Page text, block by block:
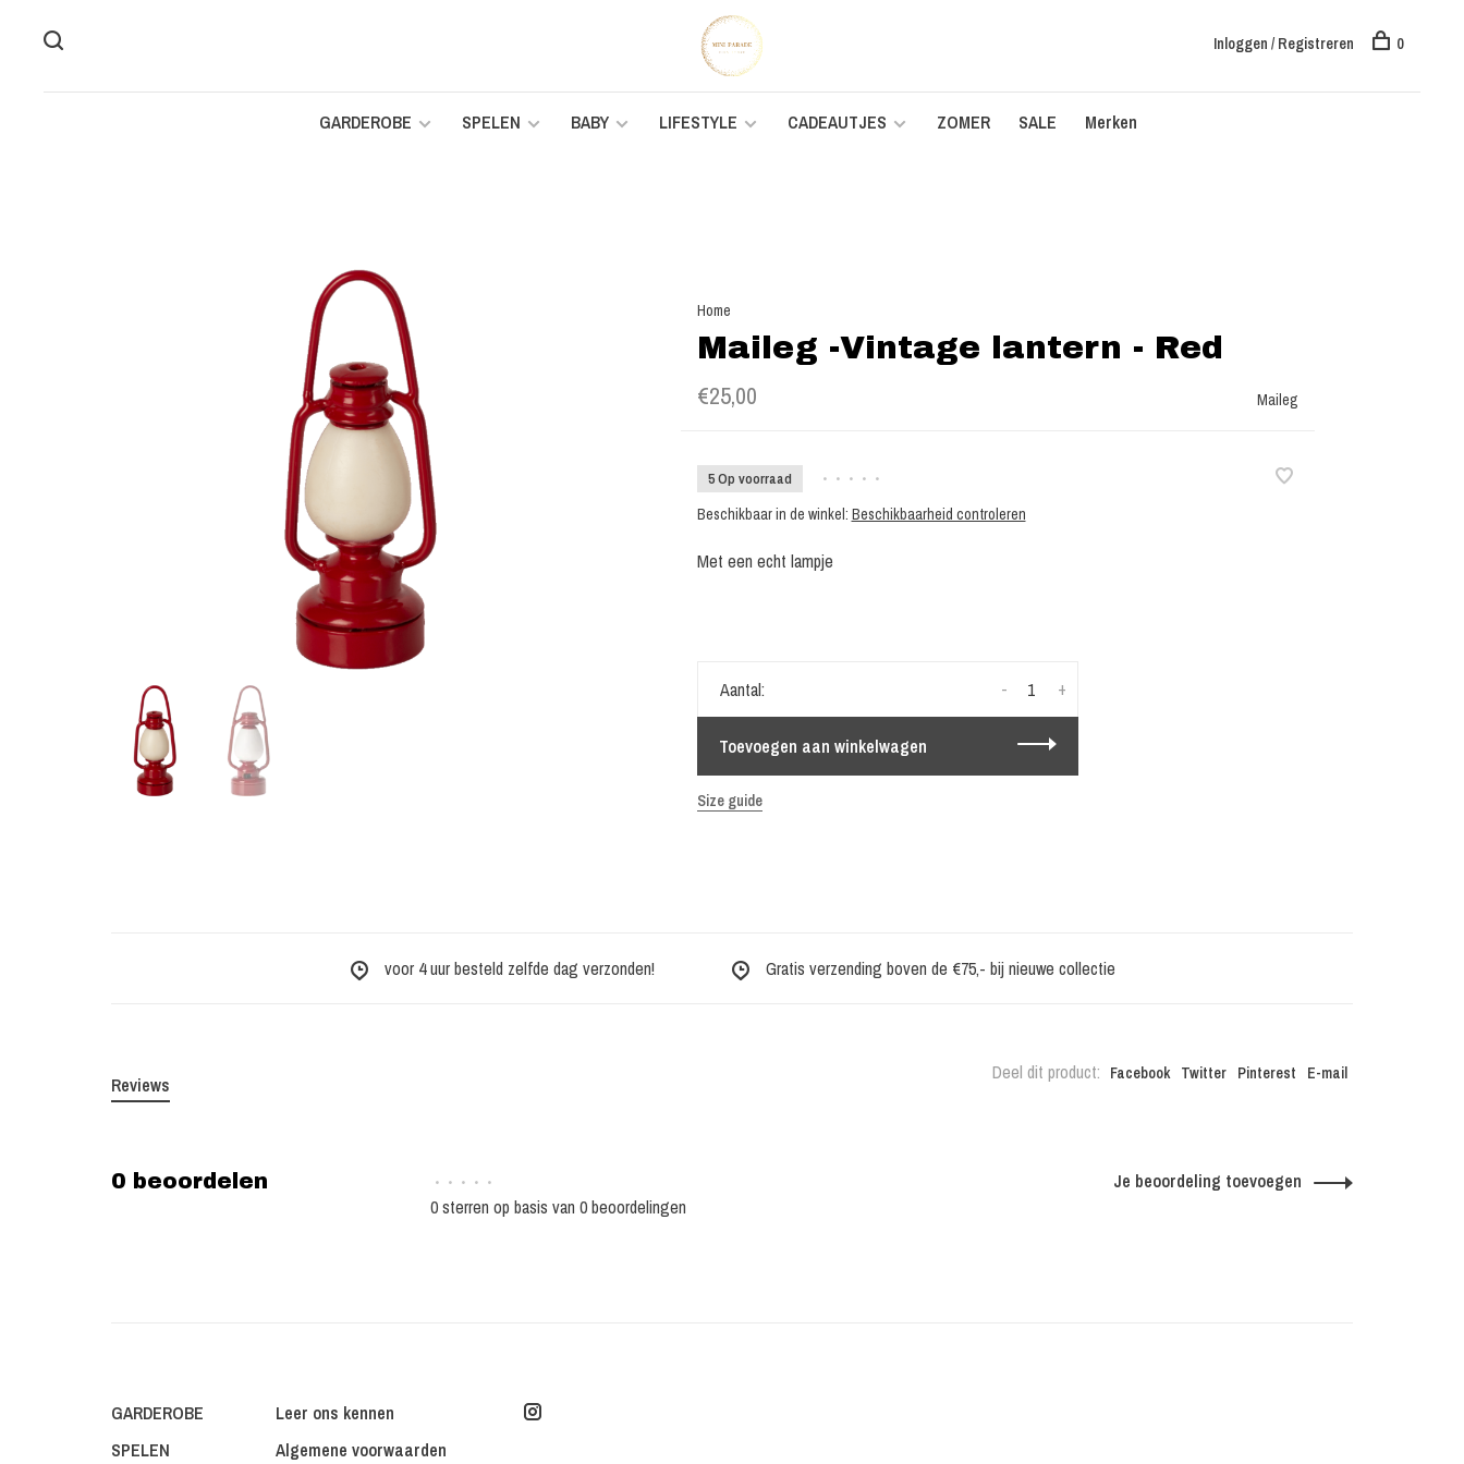
GARDEROBE SPELEN BABY LIFESTYLE CADEAUTJES ZOMER SALE Merken
Inloggen / Registreren 0
Home
Maileg -Vintage lantern - Red
€25,00 Maileg
5 Op voorraad • • • • •
Beschikbaar in de winkel: Beschikbaarheid controleren
Met een echt lampje
Aantal: +
-
Toevoegen aan winkelwagen
Size guide
voor 4 uur besteld zelfde dag verzonden! Gratis verzending boven de €75,- bij nieuwe collectie
Deel dit product: Facebook Twitter Pinterest E-mail
Reviews
0 beoordelen • • • • •
0 sterren op basis van 0 beoordelingen
Je beoordeling toevoegen
GARDEROBE
SPELEN
Leer ons kennen
Algemene voorwaarden